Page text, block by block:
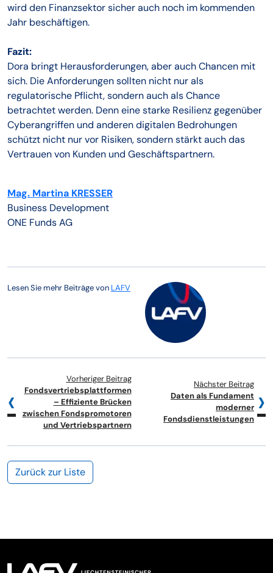
wird den Finanzsektor sicher auch noch im kommenden
Jahr beschäftigen.
Fazit:
Dora bringt Herausforderungen, aber auch Chancen mit
sich. Die Anforderungen sollten nicht nur als
regulatorische Pflicht, sondern auch als Chance
betrachtet werden. Denn eine starke Resilienz gegenüber
Cyberangriffen und anderen digitalen Bedrohungen
schützt nicht nur vor Risiken, sondern stärkt auch das
Vertrauen von Kunden und Geschäftspartnern.
Mag. Martina KRESSER
Business Development
ONE Funds AG
Lesen Sie mehr Beiträge von LAFV
Vorheriger Beitrag
Fondsvertriebsplattformen
– Effiziente Brücken
zwischen Fondspromotoren
und Vertriebspartnern
Nächster Beitrag
Daten als Fundament
moderner
Fondsdienstleistungen
Zurück zur Liste